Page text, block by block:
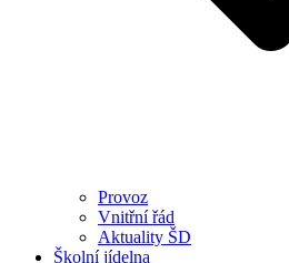
Provoz
Vnitřní řád
Aktuality ŠD
Školní jídelna